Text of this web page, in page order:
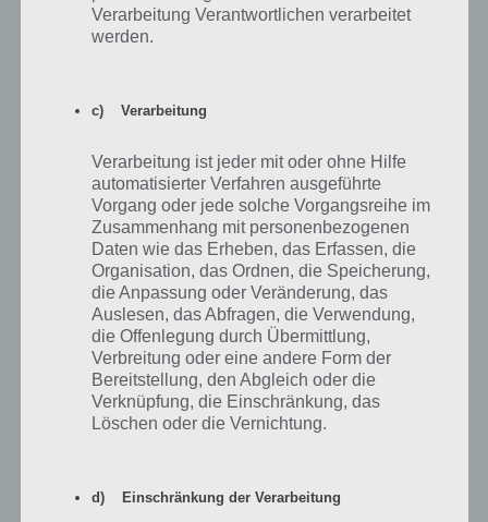
Alex Antwort aufElise 15.02.2022 20:49
Ich habe das gleiche Problem!
Außerdem sind immer mehr Ereignisse nicht mehr
durchführbar, egal, ob es sich um Ereignisse mit Objekten
handelt.
Neuinstallation etc. war erfolglos.
0 Antworten
Alina Antwort aufAlex 07.03.2022 18:19
Genau das gleiche Problem habe ich auch!
0 Antworten
Saskia
Verarbeitung Verantwortlichen verarbeitet
werden.
c) Verarbeitung
Verarbeitung ist jeder mit oder ohne Hilfe
automatisierter Verfahren ausgeführte
Vorgang oder jede solche Vorgangsreihe im
Zusammenhang mit personenbezogenen
Daten wie das Erheben, das Erfassen, die
Organisation, das Ordnen, die Speicherung,
die Anpassung oder Veränderung, das
Auslesen, das Abfragen, die Verwendung,
die Offenlegung durch Übermittlung,
Verbreitung oder eine andere Form der
Bereitstellung, den Abgleich oder die
Verknüpfung, die Einschränkung, das
Löschen oder die Vernichtung.
d) Einschränkung der Verarbeitung